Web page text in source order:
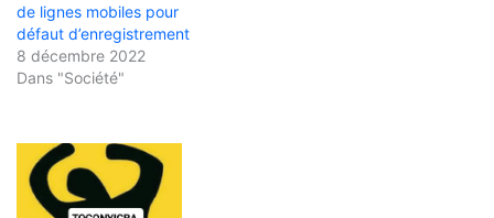
de lignes mobiles pour
défaut d’enregistrement
8 décembre 2022
Dans "Société"